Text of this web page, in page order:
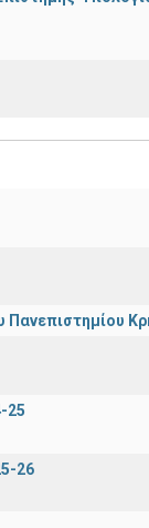
25
26